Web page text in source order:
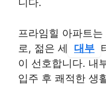
니다.
프라임힐 아파트
로, 젊은 세 대부
이 선호합니다. 내
입주 후 쾌적한 생